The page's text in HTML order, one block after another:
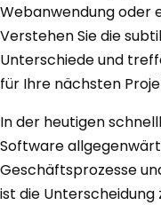
Webanwendung oder
Verstehen Sie die
Unterschiede und
für Ihre nächsten
In der heutigen
Software
Geschäftsprozesse
ist die